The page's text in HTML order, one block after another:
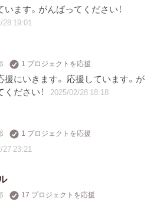
います。がんばってください！
28 19:01
1 プロジェクトを応援
援にいきます。 応援しています。が
ださい！
2025/02/28 18:18
1 プロジェクトを応援
27 23:21
17 プロジェクトを応援